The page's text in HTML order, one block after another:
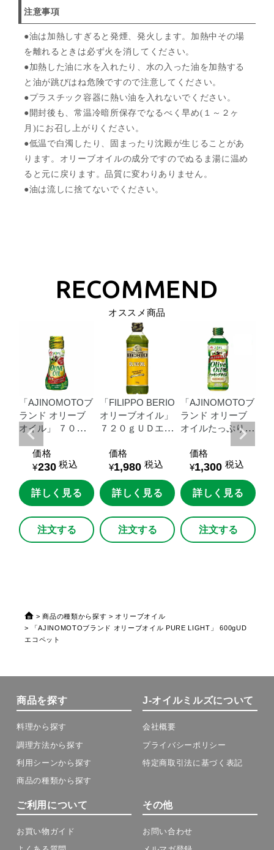
注意事項
●油は加熱しすぎると発煙、発火します。加熱中その場
を離れるときは必ず火を消してください。
●加熱した油に水を入れたり、水の入った油を加熱する
と油が跳びはね危険ですので注意してください。
●プラスチック容器に熱い油を入れないでください。
●開封後も、常温冷暗所保存でなるべく早め(１～２ヶ
月)にお召し上がりください。
●低温で白濁したり、固まったり沈殿が生じることがあ
ります。オリーブオイルの成分ですのでぬるま湯に温め
ると元に戻ります。品質に変わりありません。
●油は流しに捨てないでください。
オススメ商品
「AJINOMOTOブ
ランド オリーブ
オイル」
７０ｇ
価格
¥230 税込
詳しく見る
注文する
「FILIPPO BERIO
オリーブオイル」
７２０ｇＵＤエコ
価格
¥1,980 税込
詳しく見る
注文する
「AJINOMOTOブ
ランド オリーブ
オイルたっぷりク
ッキングオイル」
６００ｇＵＤエコ
ペット
価格
¥1,300 税込
詳しく見る
注文する
商品の種類から探す
オリーブオイル
「AJINOMOTOブランド オリーブオイル PURE LIGHT」 600gUD
エコペット
商品を探す
料理から探す
調理方法から探す
利用シーンから探す
商品の種類から探す
J-オイルミルズについて
会社概要
プライバシーポリシー
特定商取引法に基づく表記
ご利用について
お買い物ガイド
その他
お問い合わせ